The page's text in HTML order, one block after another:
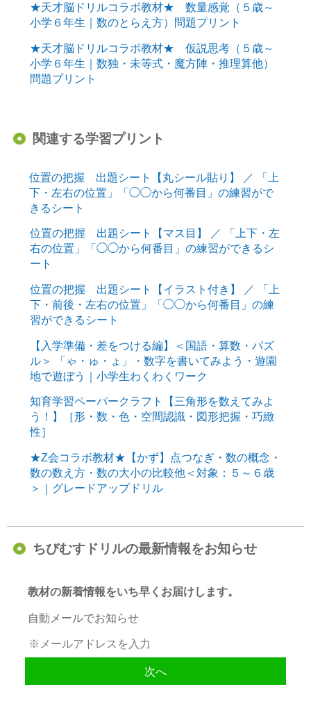
★天才脳ドリルコラボ教材★ 数量感覚（５歳～
小学６年生｜数のとらえ方）問題プリント
★天才脳ドリルコラボ教材★ 仮説思考（５歳～
小学６年生｜数独・未等式・魔方陣・推理算他）
問題プリント
関連する学習プリント
位置の把握 出題シート【丸シール貼り】 ／ 「上
下・左右の位置」「◯◯から何番目」の練習がで
きるシート
位置の把握 出題シート【マス目】 ／ 「上下・左
右の位置」「◯◯から何番目」の練習ができるシ
ート
位置の把握 出題シート【イラスト付き】 ／ 「上
下・前後・左右の位置」「◯◯から何番目」の練
習ができるシート
【入学準備・差をつける編】＜国語・算数・パズ
ル＞ 「ゃ・ゅ・ょ」・数字を書いてみよう・遊園
地で遊ぼう｜小学生わくわくワーク
知育学習ペーパークラフト【三角形を数えてみよ
う！】［形・数・色・空間認識・図形把握・巧緻
性］
★Z会コラボ教材★【かず】点つなぎ・数の概念・
数の数え方・数の大小の比較他＜対象：５～６歳
＞｜グレードアップドリル
ちびむすドリルの最新情報をお知らせ
教材の新着情報をいち早くお届けします。
自動メールでお知らせ